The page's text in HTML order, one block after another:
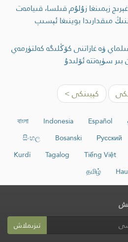
زېمىنغا زۇلۇم قىلسا، قىيامەت
مىقدارىدا بوينىغا ئېسىپ
ۋە غازاتنى كۆڭلىگە كەلتۈرمەي
سۈپەتتە ئۆلىدۇ
كېيىنكى >
Español
Indonesia
বাংলা
Русский
Bosanski
සිංහල
Tiếng Việt
Tagalog
Kurdî
தமிழ்
تىزىملاش